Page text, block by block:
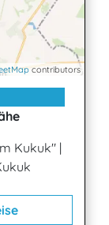
contributors
Kukuk" |